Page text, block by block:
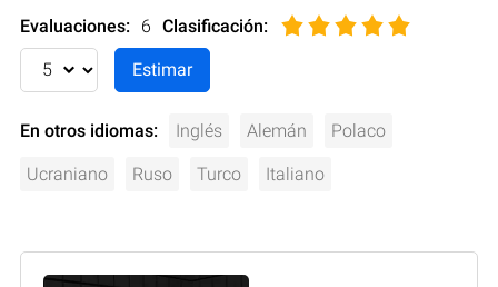
Evaluaciones: 6 Clasificación:
En otros idiomas: Inglés Alemán Polaco
Ucraniano Ruso Turco Italiano